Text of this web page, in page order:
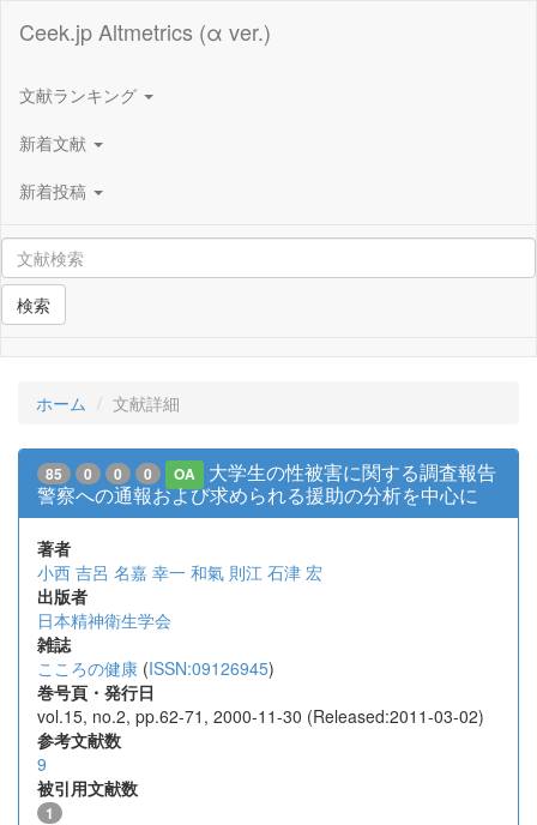
Ceek.jp Altmetrics (α ver.)
文献ランキング
新着文献
新着投稿
検索
ホーム 文献詳細
85 0 0 0 OA
大学生の性被害に関する調査報告
警察への通報および求められる援助の分析を中心に
著者
小西 吉呂 名嘉 幸一 和氣 則江 石津 宏
出版者
日本精神衛生学会
雑誌
こころの健康 (ISSN:09126945)
巻号頁・発行日
vol.15, no.2, pp.62-71, 2000-11-30 (Released:2011-03-02)
参考文献数
9
被引用文献数
1